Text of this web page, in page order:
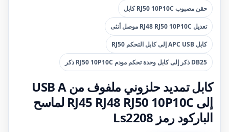
حقن مصبوب RJ50 10P10C كابل
تعديل RJ48 RJ50 10P10C موصل أنثى
كابل APC USB إلى كابل التحكم RJ50
DB25 ذكر إلى كابل وحدة تحكم مودم RJ50 10P10C ذكر
كابل تمديد حلزوني ملفوف من USB A
إلى RJ45 RJ48 RJ50 10P10C لماسح
الباركود رمز Ls2208